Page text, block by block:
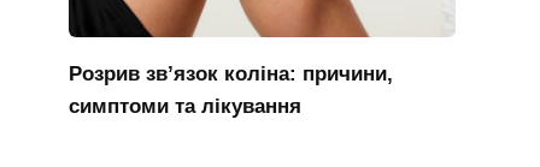
Розрив зв’язок коліна: причини,
симптоми та лікування